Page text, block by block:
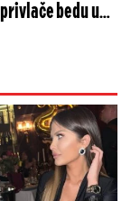
bedu u